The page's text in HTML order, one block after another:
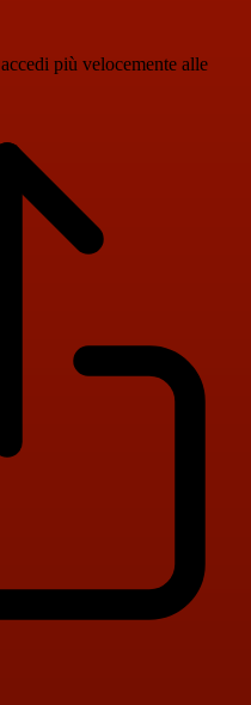
più velocemente alle